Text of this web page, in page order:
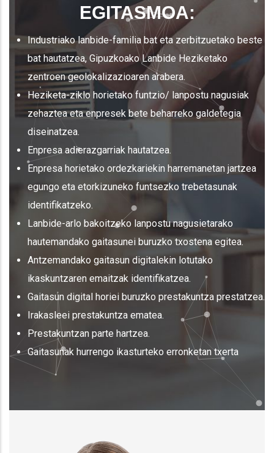
EGITASMOA:
Industriako lanbide-familia bat eta zerbitzuetako beste
bat hautatzea, Gipuzkoako Lanbide Heziketako
zentroen geolokalizazioaren arabera.
Heziketa-ziklo horietako funtzio/ lanpostu nagusiak
zehaztea eta enpresek bete beharreko galdetegia
diseinatzea.
Enpresa adierazgarriak hautatzea.
Enpresa horietako ordezkariekin harremanetan jartzea
egungo eta etorkizuneko funtsezko trebetasunak
identifikatzeko.
Lanbide-arlo bakoitzeko lanpostu nagusietarako
hautemandako gaitasunei buruzko txostena egitea.
Antzemandako gaitasun digitalekin lotutako
ikaskuntzaren emaitzak identifikatzea.
Gaitasun digital horiei buruzko prestakuntza prestatzea.
Irakasleei prestakuntza ematea.
Prestakuntzan parte hartzea.
Gaitasunak hurrengo ikasturteko erronketan txerta